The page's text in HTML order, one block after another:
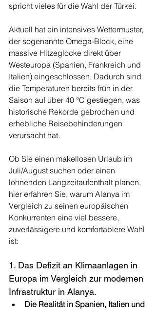
spricht vieles für die Wahl der Türkei.
Aktuell hat ein intensives Wettermuster,
der sogenannte Omega-Block, eine
massive Hitzeglocke direkt über
Westeuropa (Spanien, Frankreich und
Italien) eingeschlossen. Dadurch sind
die Temperaturen bereits früh in der
Saison auf über 40 °C gestiegen, was
historische Rekorde gebrochen und
erhebliche Reisebehinderungen
verursacht hat.
Ob Sie einen makellosen Urlaub im
Juli/August suchen oder einen
lohnenden Langzeitaufenthalt planen,
hier erfahren Sie, warum Alanya im
Vergleich zu seinen europäischen
Konkurrenten eine viel bessere,
zuverlässigere und komfortablere Wahl
ist:
1. Das Defizit an Klimaanlagen in
Europa im Vergleich zur modernen
Infrastruktur in Alanya.
Die Realität in Spanien, Italien und